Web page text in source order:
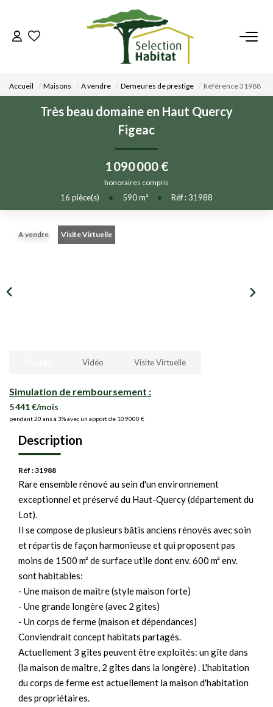
ACCUEIL
NOS BIENS
VENDRE UN BIEN
DÉPOSEZ VOTRE RECHERCHE
NOUS REJOINDRE
CONTACT
Accueil Maisons A vendre Demeures de prestige Référence 31988
Très beau domaine en Haut Quercy
Figeac
1 090 000 €
honoraires compris
16 pièce(s) • 590m² • Réf : 31988
A vendre Visite Virtuelle
Simulation de remboursement :
5 441 €/mois
pendant 20 ans à 3% avec un apport de 109 000 €
Vidéo Visite Virtuelle
Description
Réf : 31988
Rare ensemble rénové au sein d'un environnement
exceptionnel et préservé du Haut-Quercy (département du
Lot).
Il se compose de plusieurs bâtis anciens rénovés avec soin
et répartis de façon harmonieuse et qui proposent pas
moins de 1500 m² de surface utile dont env. 600 m² env.
sont habitables:
- Une maison de maître (style maison forte)
- Une grande longère (avec 2 gites)
- Un corps de ferme (maison et dépendances)
Conviendrait concept habitats partagés.
Actuellement 3 gîtes peuvent être exploités: un gîte dans
(la maison de maître, 2 gîtes dans la longère) . L'habitation
du corps de ferme est actuellement la maison d'habitation
des propriétaires.